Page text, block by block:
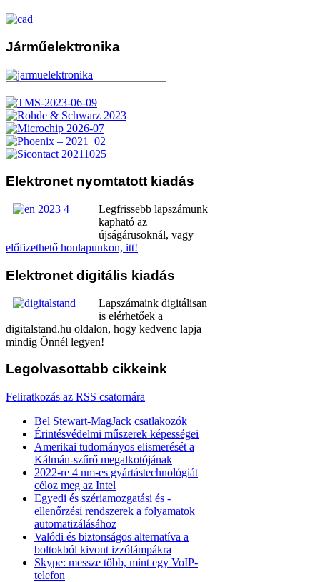
Járműelektronika
Elektronet nyomtatott kiadás
Legfrissebb lapszámunk
kapható az
újságárusoknál, vagy
előfizethető honlapunkon, itt!
Elektronet digitális kiadás
Lapszámaink digitálisan
is elérhetőek a
digitalstand.hu oldalon, hogy kedvenc lapja
mindig Önnél legyen!
Legolvasottabb cikkeink
Feliratkozás az RSS csatornára
Bel Stewart-MagJack csatlakozók
Érintésvédelmi műszerek képességei
Amerikai tudományos elismerését a
Kálmán-szűrő megalkotójának
2022-re 4 nm-es gyártástechnológiát
céloz meg az Intel
Egyedi és szériamozgatási és -
ellenőrzési rendszerek a folyamatok
automatizálásához
Valódi és biztonságos alternatíva a
boltokból kivont izzólámpákra
Skype: messze több, mint egy VoIP-
telefon